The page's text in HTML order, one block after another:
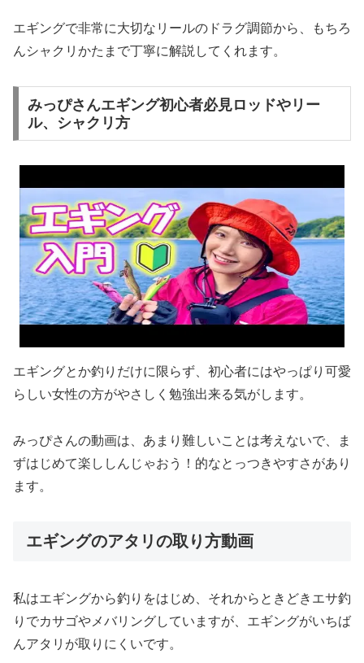
エギングで非常に大切なリールのドラグ調節から、もちろ
んシャクリかたまで丁寧に解説してくれます。
みっぴさんエギング初心者必見ロッドやリー
ル、シャクリ方
エギングとか釣りだけに限らず、初心者にはやっぱり可愛
らしい女性の方がやさしく勉強出来る気がします。
みっぴさんの動画は、あまり難しいことは考えないで、ま
ずはじめて楽ししんじゃおう！的なとっつきやすさがあり
ます。
エギングのアタリの取り方動画
私はエギングから釣りをはじめ、それからときどきエサ釣
りでカサゴやメバリングしていますが、エギングがいちば
んアタリが取りにくいです。